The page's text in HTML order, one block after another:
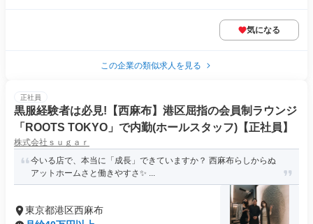
気になる
この企業の類似求人を見る
正社員
黒服経験者は必見!【西麻布】港区屈指の会員制ラウンジ
「ROOTS TOKYO」で内勤(ホールスタッフ)【正社員】
株式会社ｓｕｇａｒ
今いる店で、本当に「成長」できていますか？ 西麻布らしからぬ
アットホームさと働きやすさ✨ ...
東京都港区西麻布